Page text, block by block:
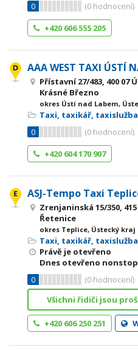
0
(0 hodnocení)
+420 606 555 205
AAA WEST TAXI ÚSTÍ
Přístavní 27/483, 400 07
Krásné Březno
okres Ústí nad Labem,
Taxi, taxikář, taxislužba
0
(0 hodnocení)
+420 604 170 907
ASJ-Tempo Taxi
Zrenjaninská 15/350,
Řetenice
okres Teplice, Ústecký kraj
Taxi, taxikář, taxislužba
Právě je otevřeno
Dnes otevřeno nonstop
0
(0 hodnocení)
Všichni řidiči jsou
+420 606 250 251